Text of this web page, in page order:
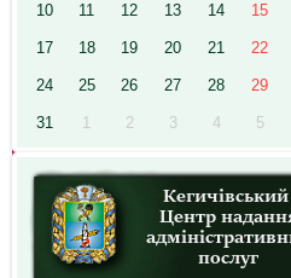
10 11 12 13 14 15
17 18 19 20 21 22
24 25 26 27 28 29
31 1 2 3 4 5